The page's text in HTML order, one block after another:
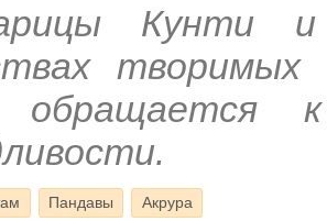
Кунти и
творимых
обращается
Пандавы Акрура